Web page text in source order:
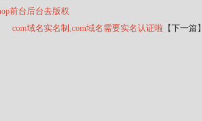
前台后台去版权
com域名实名制,com域名需要实名认证啦 【下一篇】